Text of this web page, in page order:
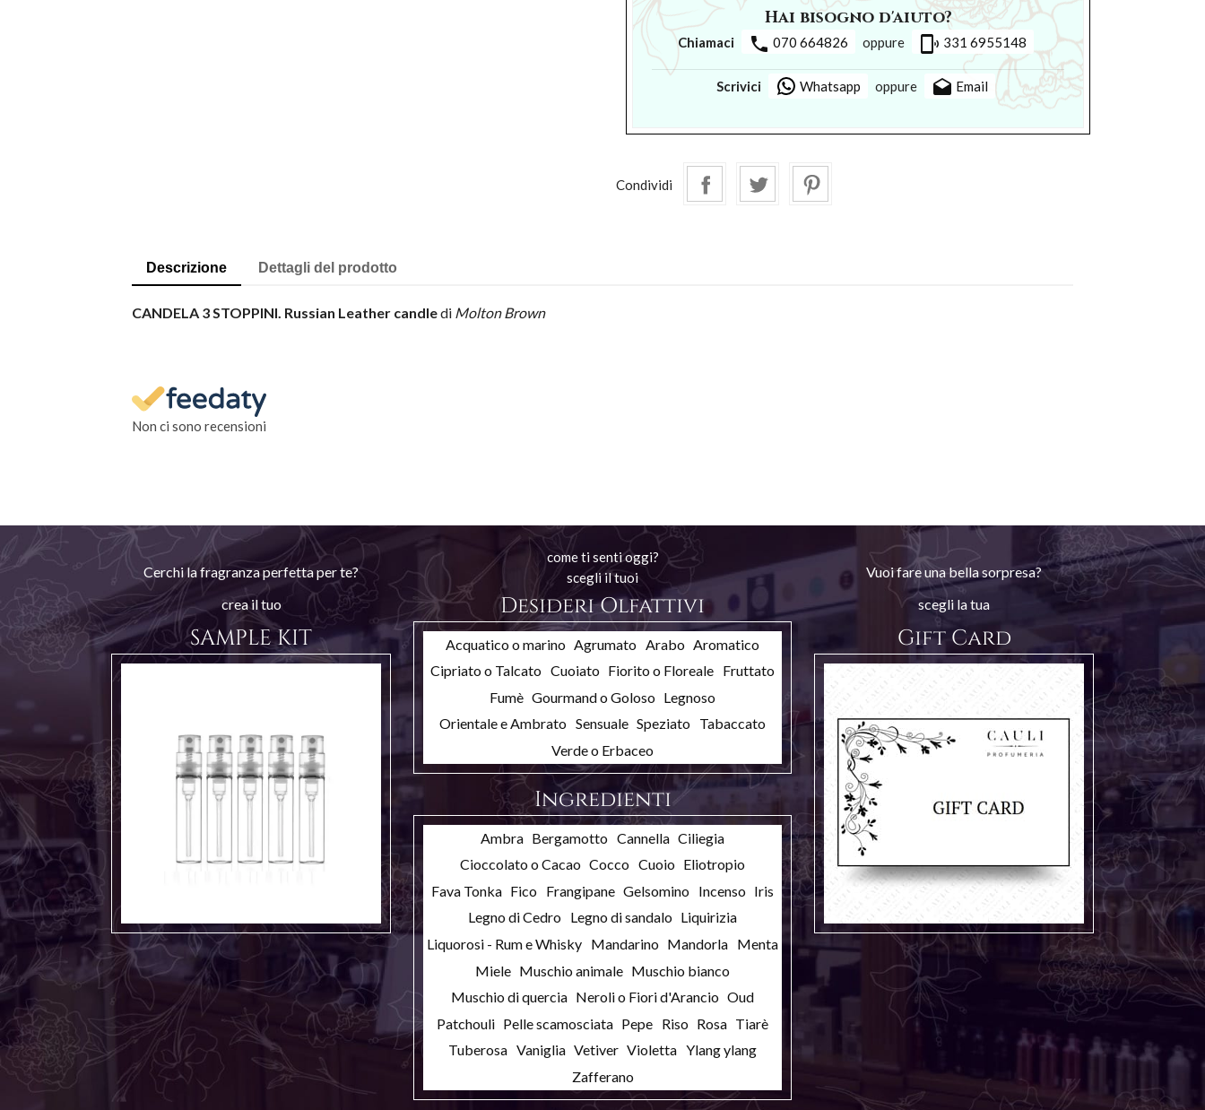
Hai bisogno d'aiuto?
Chiamaci phone 070 664826 oppure phonelink_ring 331 6955148
Scrivici Whatsapp oppure drafts Email
Condividi
Descrizione Dettagli del prodotto
CANDELA 3 STOPPINI. Russian Leather candledi Molton Brown
Non ci sono recensioni
Cerchi la fragranza perfetta per te?
crea il tuo
SAMPLE KIT
come ti senti oggi?
scegli il tuoi
Desideri Olfattivi
Acquatico o marino Agrumato Arabo Aromatico
Cipriato o Talcato Cuoiato Fiorito o Floreale Fruttato
Fumè Gourmand o Goloso Legnoso
Orientale e Ambrato Sensuale Speziato Tabaccato
Verde o Erbaceo
Ingredienti
Ambra Bergamotto Cannella Ciliegia
Cioccolato o Cacao Cocco Cuoio Eliotropio
Fava Tonka Fico Frangipane Gelsomino Incenso Iris
Legno di Cedro Legno di sandalo Liquirizia
Liquorosi - Rum e Whisky Mandarino Mandorla Menta
Miele Muschio animale Muschio bianco
Muschio di quercia Neroli o Fiori d'Arancio Oud
Patchouli Pelle scamosciata Pepe Riso Rosa Tiarè
Tuberosa Vaniglia Vetiver Violetta Ylang ylang
Zafferano
Vuoi fare una bella sorpresa?
scegli la tua
Gift Card